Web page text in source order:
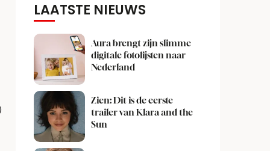
LAATSTE NIEUWS
Aura brengt zijn slimme
digitale fotolijsten naar
Nederland
Zien: Dit is de eerste
trailer van Klara and the
Sun